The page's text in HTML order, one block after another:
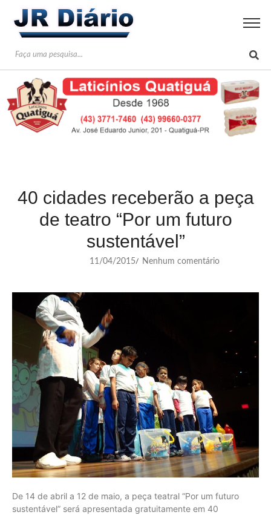
40 cidades receberão a peça
de teatro “Por um futuro
sustentável”
11/04/2015/ Nenhum comentário
De 14 de abril a 12 de maio, a peça teatral “Por um futuro
sustentável” será apresentada gratuitamente em 40